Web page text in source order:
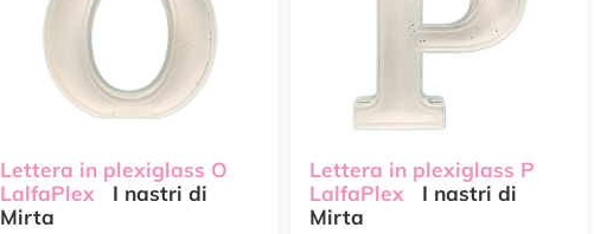
Lettera in plexiglass O
LalfaPlex
I nastri di
Mirta
Lettera in plexiglass P
LalfaPlex
I nastri di
Mirta